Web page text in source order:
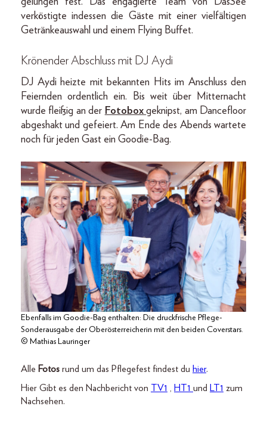
verköstigte indessen die Gäste mit einer vielfältigen
Getränkeauswahl und einem Flying Buffet.
Krönender Abschluss mit DJ Aydi
DJ Aydi heizte mit bekannten Hits im Anschluss den
Feiernden ordentlich ein. Bis weit über Mitternacht
wurde fleißig an der Fotoboxgeknipst, am Dancefloor
abgeshakt und gefeiert. Am Ende des Abends wartete
noch für jeden Gast ein Goodie-Bag.
Ebenfalls im Goodie-Bag enthalten: Die druckfrische Pflege-
Sonderausgabe der Oberösterreicherin mit den beiden Coverstars.
© Mathias Lauringer
Alle Fotos rund um das Pflegefest findest du hier.
Hier Gibt es den Nachbericht von
TV1 HT1 und LT1 zum
Nachsehen.